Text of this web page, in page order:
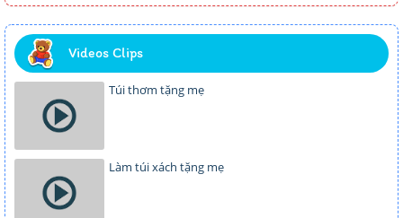
Videos Clips
Túi thơm tặng mẹ
Làm túi xách tặng mẹ